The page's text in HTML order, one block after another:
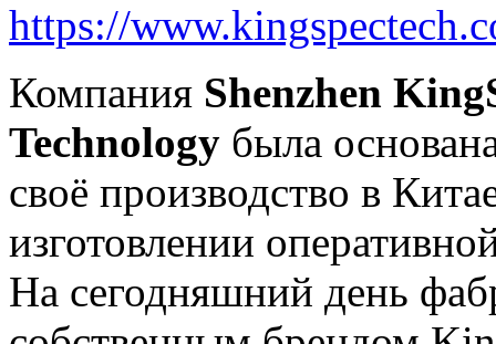
https://
Компания Shenzhen
Technology была
своё производство в
изготовлении
На сегодняшний день